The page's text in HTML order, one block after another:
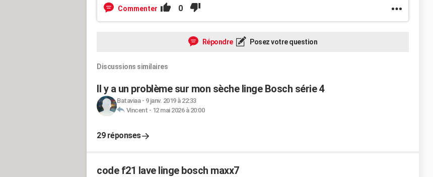
Commenter 0
Répondre Posez votre question
Discussions similaires
Il y a un problème sur mon sèche linge Bosch série 4
Bataviaa- 9 janv. 2019 à 22:33
Vincent - 12 mai 2026 à 20:00
29 réponses
code f21 lave linge bosch maxx7